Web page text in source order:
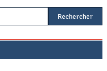
Rechercher :